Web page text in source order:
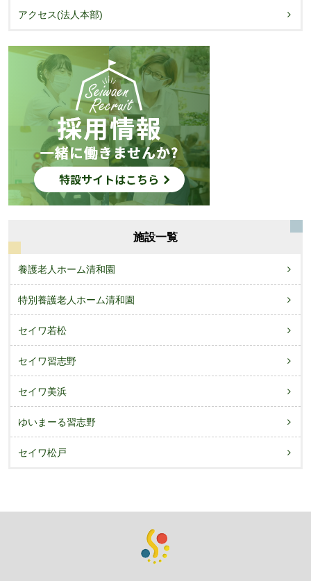
アクセス(法人本部)
施設一覧
養護老人ホーム清和園
特別養護老人ホーム清和園
セイワ若松
セイワ習志野
セイワ美浜
ゆいまーる習志野
セイワ松戸